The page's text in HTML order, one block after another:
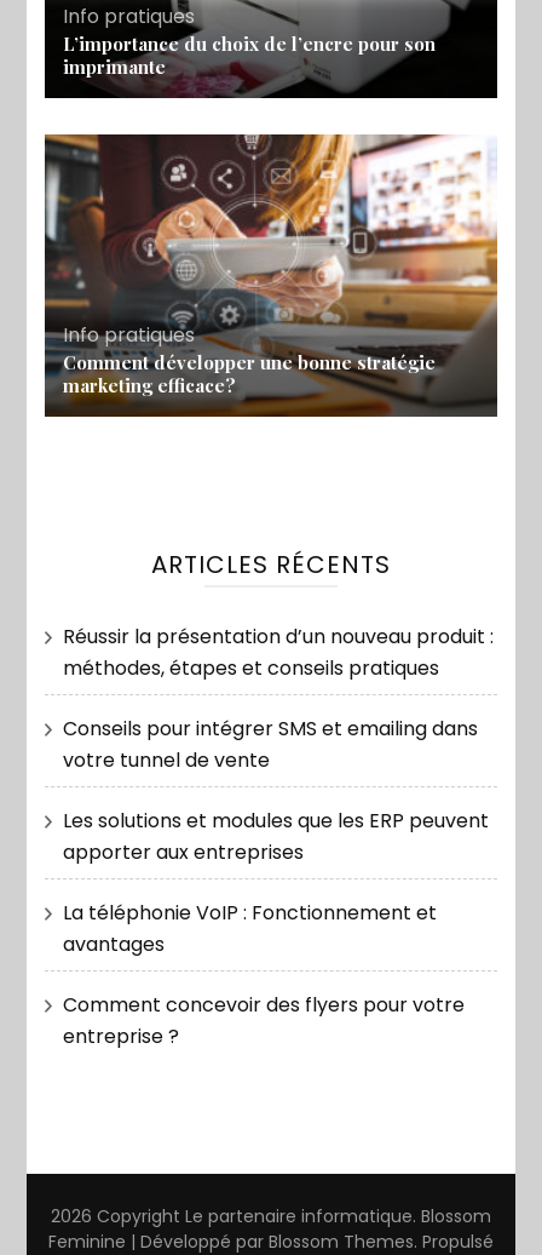
Info pratiques
L’importance du choix de l’encre pour son
imprimante
Info pratiques
Comment développer une bonne stratégie
marketing efficace?
ARTICLES RÉCENTS
Réussir la présentation d’un nouveau produit :
méthodes, étapes et conseils pratiques
Conseils pour intégrer SMS et emailing dans
votre tunnel de vente
Les solutions et modules que les ERP peuvent
apporter aux entreprises
La téléphonie VoIP : Fonctionnement et
avantages
Comment concevoir des flyers pour votre
entreprise ?
2026 Copyright Le partenaire informatique. Blossom
Feminine | Développé par Blossom Themes. Propulsé